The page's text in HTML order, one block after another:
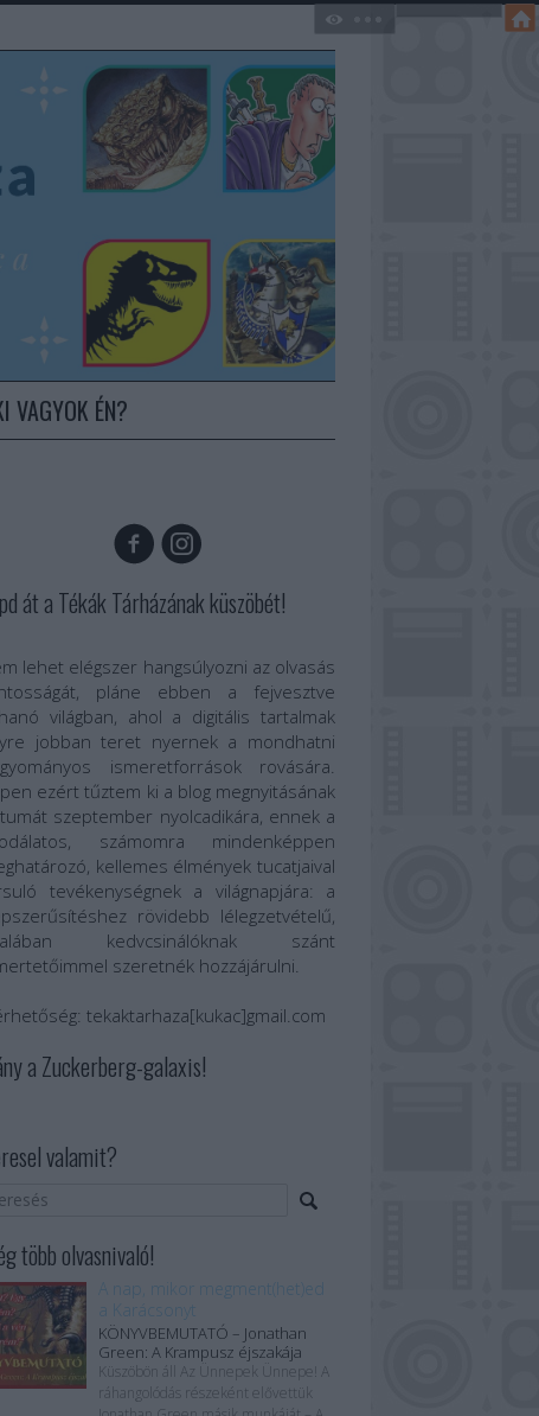
VAGYOK ÉN?
át a Tékák Tárházának küszöbét!
lehet elégszer hangsúlyozni az olvasás
pláne ebben a fejvesztve
világban, ahol a digitális tartalmak
jobban teret nyernek a mondhatni
ismeretforrások rovására.
ezért tűztem ki a blog megnyitásának
szeptember nyolcadikára, ennek a
számomra mindenképpen
kellemes élmények tucatjaival
tevékenységnek a világnapjára: a
rövidebb lélegzetvételű,
kedvcsinálóknak szánt
szeretnék hozzájárulni.
tekaktarhaza[kukac]gmail.com
a Zuckerberg-galaxis!
valamit?
több olvasnivaló!
A nap, mikor megment(het)ed
a Karácsonyt
KÖNYVBEMUTATÓ – Jonathan
Green: A Krampusz éjszakája
Küszöbön áll Az Ünnepek Ünnepe! A
ráhangolódás részeként elővettük